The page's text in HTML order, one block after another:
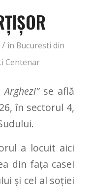
/ în Bucuresti din
Centenar
Arghezi”se află
în sectorul 4,
a locuit aici
din faţa casei
şi cel al soţiei